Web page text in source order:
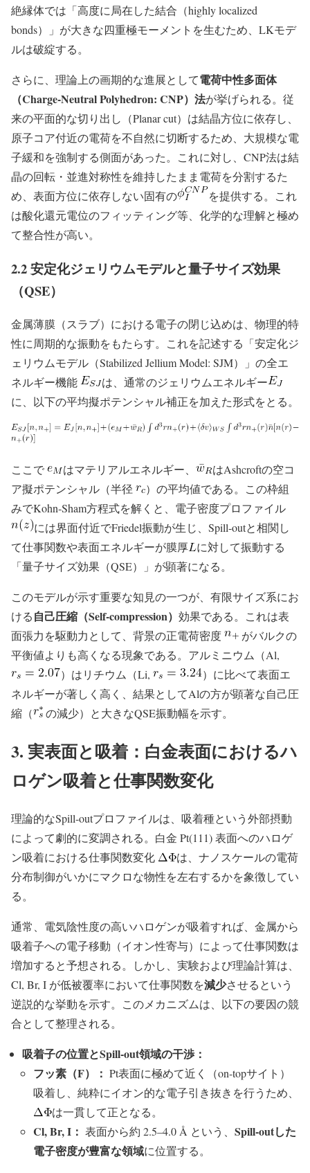
絶縁体では「高度に局在した結合（highly localized
bonds）」が大きな四重極モーメントを生むため、LKモデ
ルは破綻する。
さらに、理論上の画期的な進展として電荷中性多面体
（Charge-Neutral Polyhedron: CNP）法が挙げられる。従
来の平面的な切り出し（Planar cut）は結晶方位に依存し、
原子コア付近の電荷を不自然に切断するため、大規模な電
子緩和を強制する側面があった。これに対し、CNP法は結
晶の回転・並進対称性を維持したまま電荷を分割するた
め、表面方位に依存しない固有の
を提供する。これ
は酸化還元電位のフィッティング等、化学的な理解と極め
て整合性が高い。
2.2 安定化ジェリウムモデルと量子サイズ効果
（QSE）
金属薄膜（スラブ）における電子の閉じ込めは、物理的特
性に周期的な振動をもたらす。これを記述する「安定化ジ
ェリウムモデル（Stabilized Jellium Model: SJM）」の全エ
ネルギー機能
は、通常のジェリウムエネルギー
に、以下の平均擬ポテンシャル補正を加えた形式をとる。
ここで はマテリアルエネルギー、
はAshcroftの空コ
ア擬ポテンシャル（半径
）の平均値である。この枠組
みでKohn-Sham方程式を解くと、電子密度プロファイル
には界面付近でFriedel振動が生じ、Spill-outと相関し
て仕事関数や表面エネルギーが膜厚
に対して振動する
「量子サイズ効果（QSE）」が顕著になる。
このモデルが示す重要な知見の一つが、有限サイズ系にお
ける自己圧縮（Self-compression） 効果である。これは表
面張力を駆動力として、背景の正電荷密度
がバルクの
平衡値よりも高くなる現象である。アルミニウム（Al,
）はリチウム（Li,
）に比べて表面エ
ネルギーが著しく高く、結果としてAlの方が顕著な自己圧
縮（
の減少）と大きなQSE振動幅を示す。
3. 実表面と吸着：白金表面におけるハ
ロゲン吸着と仕事関数変化
理論的なSpill-outプロファイルは、吸着種という外部摂動
によって劇的に変調される。白金 Pt(111) 表面へのハロゲ
ン吸着における仕事関数変化
は、ナノスケールの電荷
分布制御がいかにマクロな物性を左右するかを象徴してい
る。
通常、電気陰性度の高いハロゲンが吸着すれば、金属から
吸着子への電子移動（イオン性寄与）によって仕事関数は
増加すると予想される。しかし、実験および理論計算は、
Cl, Br, I が低被覆率において仕事関数を減少させるという
逆説的な挙動を示す。このメカニズムは、以下の要因の競
合として整理される。
吸着子の位置とSpill-out領域の干渉：
フッ素（F）： Pt表面に極めて近く（on-topサイト）
吸着し、純粋にイオン的な電子引き抜きを行うため、
は一貫して正となる。
Cl, Br, I： 表面から約 2.5–4.0 Å という、 Spill-outした
電子密度が豊富な領域に位置する。